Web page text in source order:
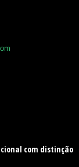
com distinção